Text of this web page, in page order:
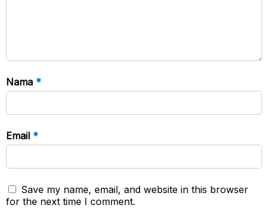
Nama *
Email *
Save my name, email, and website in this browser
for the next time I comment.